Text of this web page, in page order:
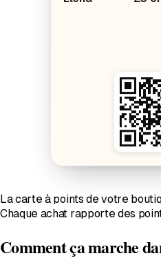
La carte à points de votre
Chaque achat rapporte des
Comment ça marche